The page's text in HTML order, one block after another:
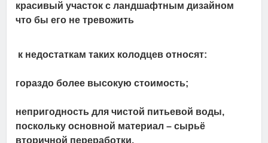
красивый участок с ландшафтным дизайном
что бы его не тревожить
к недостаткам таких колодцев относят:
гораздо более высокую стоимость;
непригодность для чистой питьевой воды,
поскольку основной материал – сырьё
вторичной переработки.